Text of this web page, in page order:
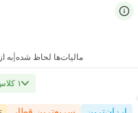
مالیات‌ها لحاظ شده به
۱ کلاس بیشتر از USD 9